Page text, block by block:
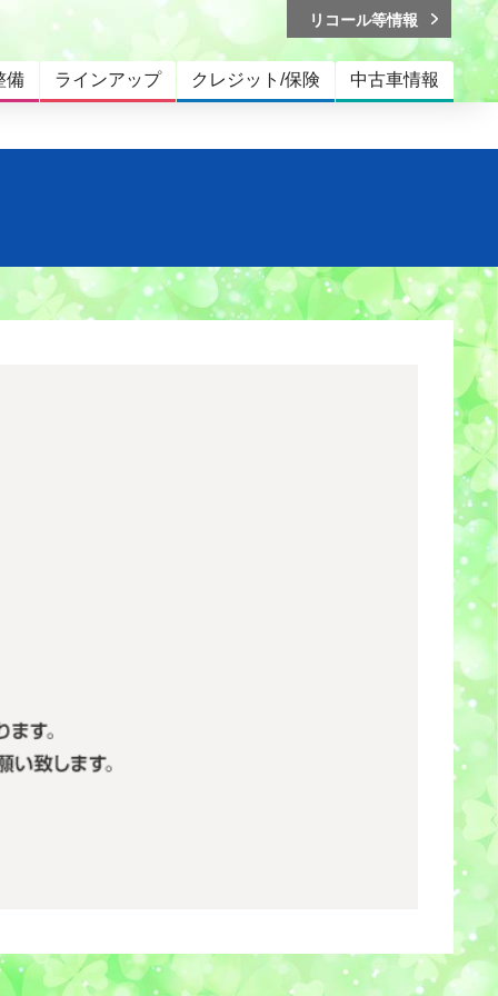
備 ラインアップ クレジット/保険 中古車情報
リコール等情報